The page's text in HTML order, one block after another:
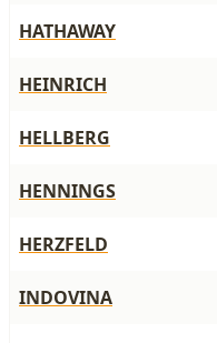
HATHAWAY
HEINRICH
HELLBERG
HENNINGS
HERZFELD
INDOVINA